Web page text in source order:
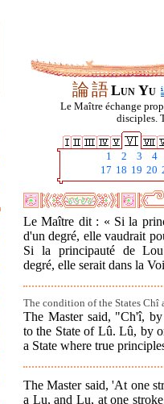
論語Lun Yu
Le Maître échange
disciples.
1 2 3 4
17 18 19 20
Le Maître dit : « Si la
d'un degré, elle vaudrait
Si la principauté de
degré, elle serait dans la
The condition of the States Chî
The Master said, "Ch'î,
to the State of Lû. Lû, by
a State where true
The Master said, 'At one
a Lu, and Lu, at one